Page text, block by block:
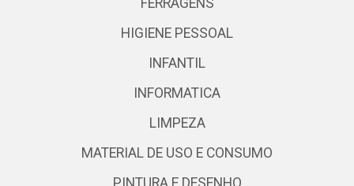
HIGIENE PESSOAL
INFANTIL
INFORMATICA
LIMPEZA
MATERIAL DE USO E CONSUMO
PINTURA E DESENHO